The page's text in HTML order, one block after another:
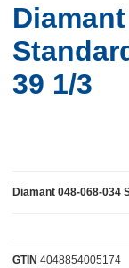
39 1/3
GTIN 4048854005174
Diamant 048-068-034